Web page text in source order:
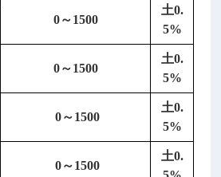
0～1500
土0.
5%
0～1500
土0.
5%
0～1500
土0.
5%
0～1500
土0.